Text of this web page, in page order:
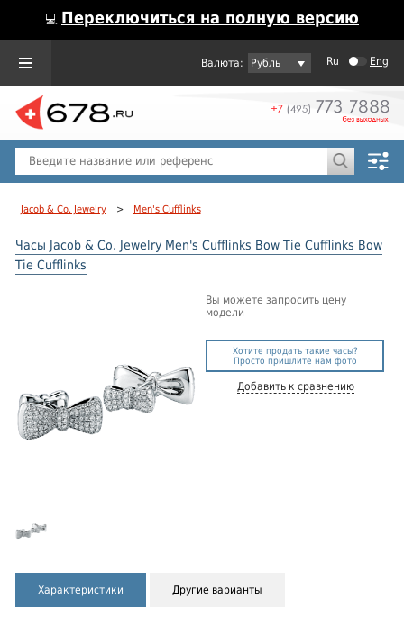
💻 Переключиться на полную версию
Рубль Ru Eng
Jacob & Co. Jewelry > Men's Cufflinks
Часы Jacob & Co. Jewelry Men's Cufflinks Bow Tie Cufflinks Bow
Tie Cufflinks
Вы можете запросить цену
модели
Хотите продать такие часы?
Просто пришлите нам фото
Добавить к сравнению
Характеристики Другие варианты